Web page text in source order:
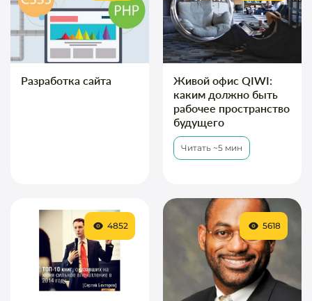
Разработка сайта
Живой офис QIWI:
каким должно быть
рабочее пространство
будущего
Читать ~5 мин
4852 5618